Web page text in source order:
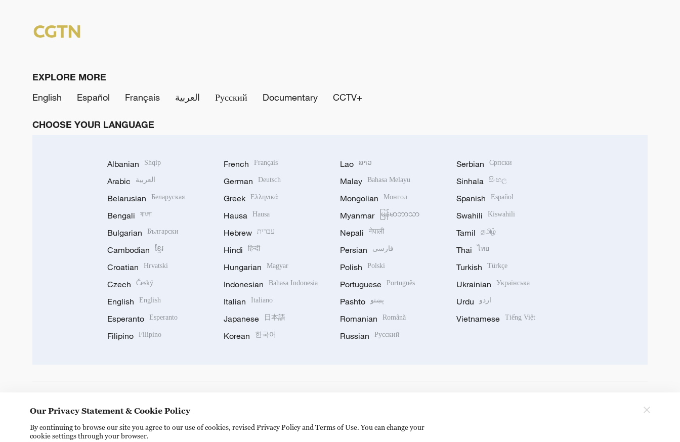
EXPLORE MORE
English
Español Français العربية Русский Documentary CCTV+
CHOOSE YOUR LANGUAGE
Albanian Shqip
Arabic العربية
Belarusian Беларуская
Bengali বাংলা
Bulgarian Български
Cambodian ខ្មែរ
Croatian Hrvatski
Czech Český
English English
Esperanto Esperanto
Filipino Filipino
French Français
German Deutsch
Greek Ελληνικά
Hausa Hausa
Hebrew עברית
Hindi हिन्दी
Hungarian Magyar
Indonesian Bahasa Indonesia
Italian Italiano
Japanese 日本語
Korean 한국어
Lao ລາວ
Malay Bahasa Melayu
Mongolian Монгол
Myanmar မြန်မာဘာသာ
Nepali नेपाली
Persian فارسی
Polish Polski
Portuguese Português
Pashto پښتو
Romanian Română
Russian Русский
Serbian Српски
Sinhala සිංහල
Spanish Español
Swahili Kiswahili
Tamil தமிழ்
Thai ไทย
Turkish Türkçe
Ukrainian Українська
Urdu اردو
Vietnamese Tiếng Việt
Our Privacy Statement & Cookie Policy
By continuing to browse our site you agree to our use of cookies, revised Privacy Policy and Terms of Use. You can change your
cookie settings through your browser.